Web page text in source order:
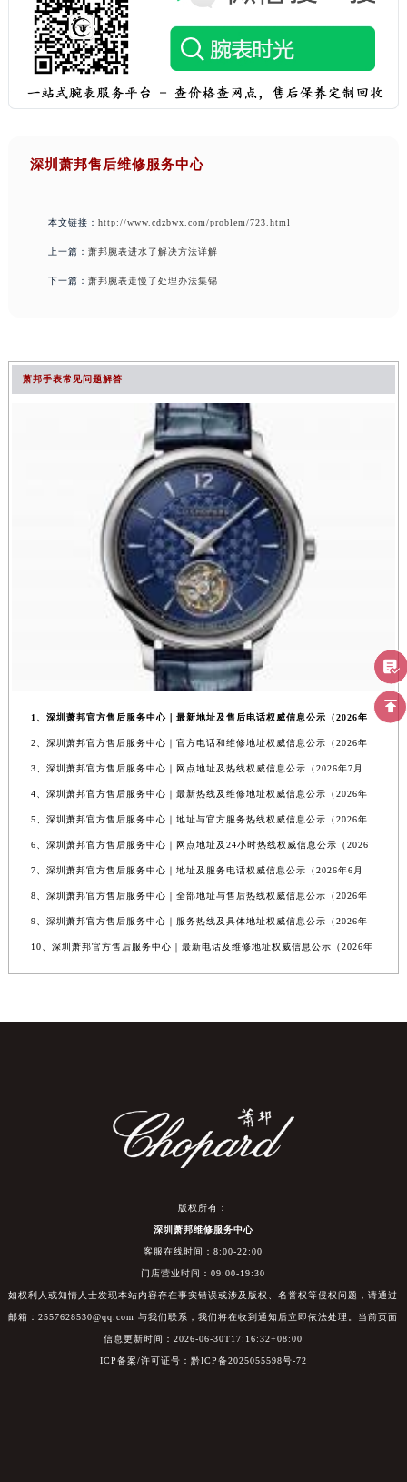
深圳萧邦售后维修服务中心
本文链接： http://www.cdzbwx.com/problem/723.html
上一篇： 萧邦腕表进水了解决方法详解
下一篇： 萧邦腕表走慢了处理办法集锦
萧邦手表常见问题解答
1、深圳萧邦官方售后服务中心｜最新地址及售后电话权威信息公示（2026年
2、深圳萧邦官方售后服务中心｜官方电话和维修地址权威信息公示（2026年
3、深圳萧邦官方售后服务中心｜网点地址及热线权威信息公示（2026年7月
4、深圳萧邦官方售后服务中心｜最新热线及维修地址权威信息公示（2026年
5、深圳萧邦官方售后服务中心｜地址与官方服务热线权威信息公示（2026年
6、深圳萧邦官方售后服务中心｜网点地址及24小时热线权威信息公示（2026
7、深圳萧邦官方售后服务中心｜地址及服务电话权威信息公示（2026年6月
8、深圳萧邦官方售后服务中心｜全部地址与售后热线权威信息公示（2026年
9、深圳萧邦官方售后服务中心｜服务热线及具体地址权威信息公示（2026年
10、深圳萧邦官方售后服务中心｜最新电话及维修地址权威信息公示（2026年
版权所有：
深圳萧邦维修服务中心
客服在线时间：8:00-22:00
门店营业时间：09:00-19:30
如权利人或知情人士发现本站内容存在事实错误或涉及版权、名誉权等侵权问题，请通过
邮箱：2557628530@qq.com 与我们联系，我们将在收到通知后立即依法处理。当前页面
信息更新时间：2026-06-30T17:16:32+08:00
ICP备案/许可证号：黔ICP备2025055598号-72